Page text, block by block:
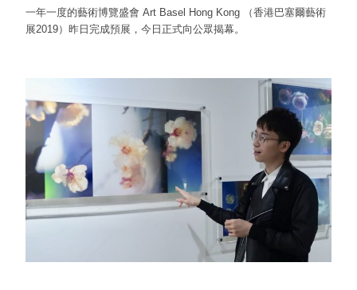
一年一度的藝術博覽盛會 Art Basel Hong Kong （香港巴塞爾藝術
展2019）昨日完成預展，今日正式向公眾揭幕。